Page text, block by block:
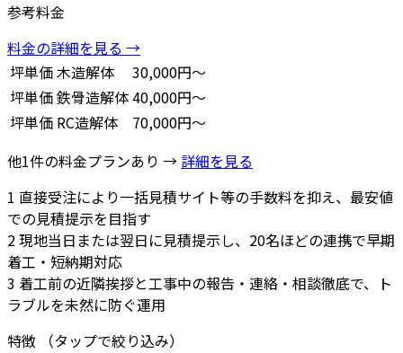
参考料金
料金の詳細を見る →
坪単価木造解体
30,000円～
坪単価鉄骨造解体40,000円～
坪単価 RC造解体
70,000円～
他1件の料金プランあり → 詳細を見る
1 直接受注により一括見積サイト等の手数料を抑え、最安値
での見積提示を目指す
2現地当日または翌日に見積提示し、20名ほどの連携で早期
着工・短納期対応
3 着工前の近隣挨拶と工事中の報告・連絡・相談徹底で、ト
ラブルを未然に防ぐ運用
特徴
（タップで絞り込み）